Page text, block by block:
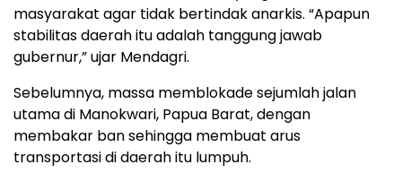
masyarakat agar tidak bertindak anarkis. “Apapun
stabilitas daerah itu adalah tanggung jawab
gubernur,” ujar Mendagri.
Sebelumnya, massa memblokade sejumlah jalan
utama di Manokwari, Papua Barat, dengan
membakar ban sehingga membuat arus
transportasi di daerah itu lumpuh.